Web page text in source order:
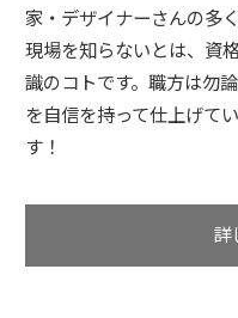
家・デザイナーさんの多
現場を知らないとは、資
識のコトです。職方は勿
を自信を持って仕上げて
す！
詳